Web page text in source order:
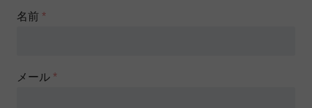
名前 *
メール *